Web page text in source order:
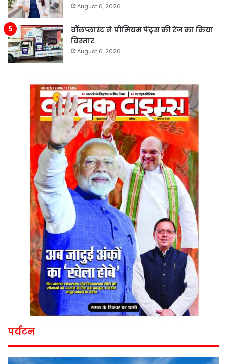
August 6, 2026
वॉलप्लास्ट ने प्रीमियम पेंट्स की रेंज का किया
विस्तार
August 6, 2026
पर्यटन